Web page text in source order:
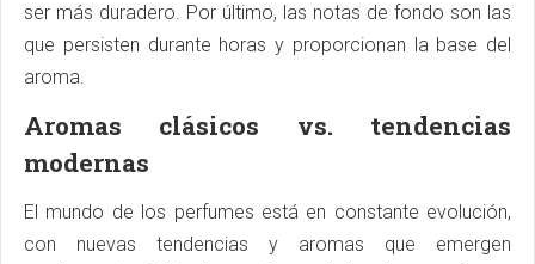
ser más duradero. Por último, las notas de fondo son las
que persisten durante horas y proporcionan la base del
aroma.
Aromas clásicos vs. tendencias
modernas
El mundo de los perfumes está en constante evolución,
con nuevas tendencias y aromas que emergen